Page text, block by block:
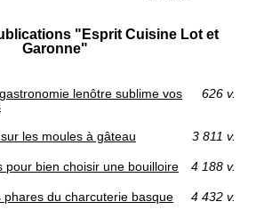
"Esprit Cuisine Lot et
Garonne"
lenôtre sublime vos
626 v.
les moules à gâteau 3 811 v.
pour bien choisir une bouilloire 4 188 v.
phares du charcuterie basque 4 432 v.